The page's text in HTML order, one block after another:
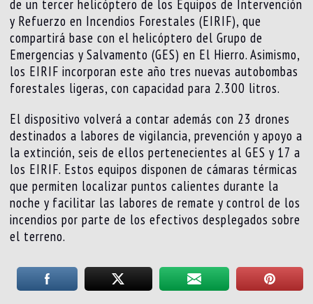
de un tercer helicóptero de los Equipos de Intervención
y Refuerzo en Incendios Forestales (EIRIF), que
compartirá base con el helicóptero del Grupo de
Emergencias y Salvamento (GES) en El Hierro. Asimismo,
los EIRIF incorporan este año tres nuevas autobombas
forestales ligeras, con capacidad para 2.300 litros.
El dispositivo volverá a contar además con 23 drones
destinados a labores de vigilancia, prevención y apoyo a
la extinción, seis de ellos pertenecientes al GES y 17 a
los EIRIF. Estos equipos disponen de cámaras térmicas
que permiten localizar puntos calientes durante la
noche y facilitar las labores de remate y control de los
incendios por parte de los efectivos desplegados sobre
el terreno.